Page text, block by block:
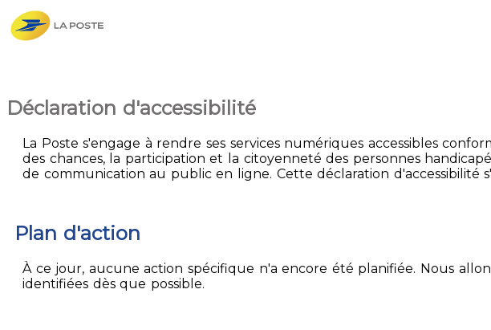
Déclaration d'accessibilité
La Poste s'engage à rendre ses services numériques accessibles
des chances, la participation et la citoyenneté des personnes
de communication au public en ligne. Cette déclaration d'accessibilité
Plan d'action
À ce jour, aucune action spécifique n'a encore été planifiée. Nous
identifiées dès que possible.